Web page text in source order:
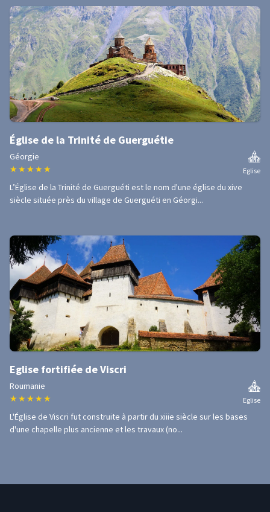
Église de la Trinité de Guerguétie
Géorgie
★ ★ ★ ★ ★ Eglise
L’Église de la Trinité de Guerguéti est le nom d'une église du xive
siècle située près du village de Guerguéti en Géorgi...
Eglise fortifiée de Viscri
Roumanie
★ ★ ★ ★ ★ Eglise
L'Église de Viscri fut construite à partir du xiiie siècle sur les bases
d'une chapelle plus ancienne et les travaux (no...